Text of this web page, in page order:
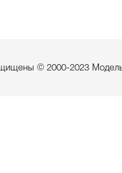
© 2000-2023